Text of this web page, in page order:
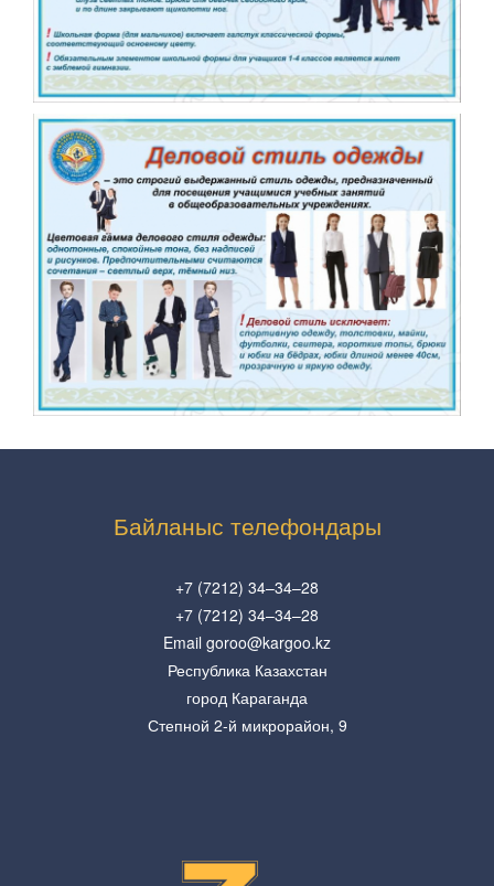
Байланыс телефондары
+7 (7212) 34–34–28
+7 (7212) 34–34–28
Email goroo@kargoo.kz
Республика Казахстан
город Караганда
Степной 2-й микрорайон, 9